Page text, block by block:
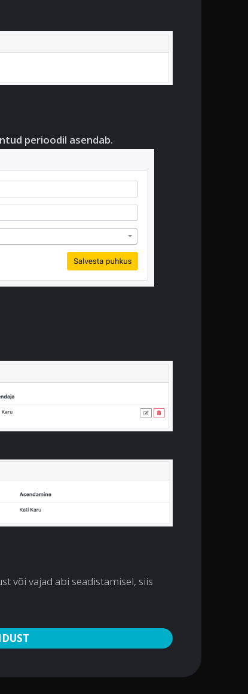
perioodil asendab.
või vajad abi seadistamisel, siis